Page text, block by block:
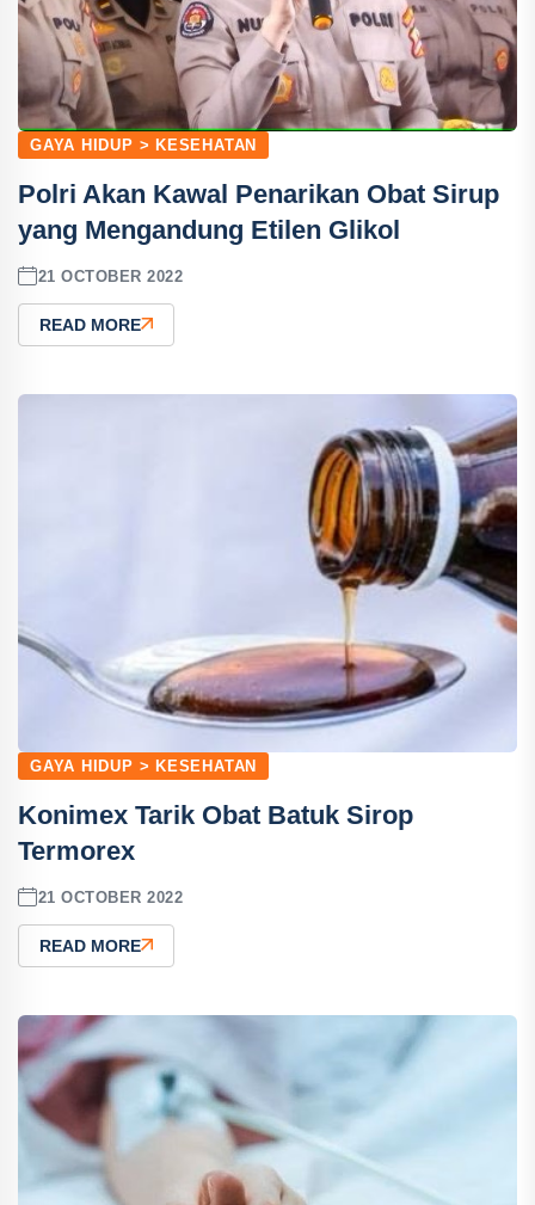
GAYA HIDUP > KESEHATAN
Polri Akan Kawal Penarikan Obat Sirup
yang Mengandung Etilen Glikol
21 OCTOBER 2022
READ MORE
GAYA HIDUP > KESEHATAN
Konimex Tarik Obat Batuk Sirop
Termorex
21 OCTOBER 2022
READ MORE